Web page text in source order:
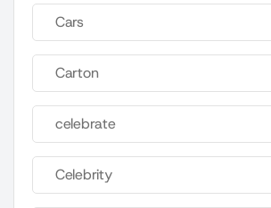
Cars
Carton
celebrate
Celebrity